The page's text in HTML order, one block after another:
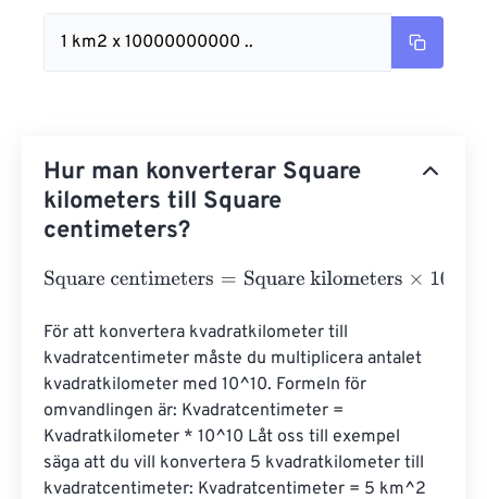
1 km2 x 10000000000 ..
Hur man konverterar Square
kilometers till Square
centimeters?
Square centimeters=Square kilometers×10000000000
För att konvertera kvadratkilometer till
kvadratcentimeter måste du multiplicera antalet
kvadratkilometer med 10^10. Formeln för
omvandlingen är: Kvadratcentimeter =
Kvadratkilometer * 10^10 Låt oss till exempel
säga att du vill konvertera 5 kvadratkilometer till
kvadratcentimeter: Kvadratcentimeter = 5 km^2